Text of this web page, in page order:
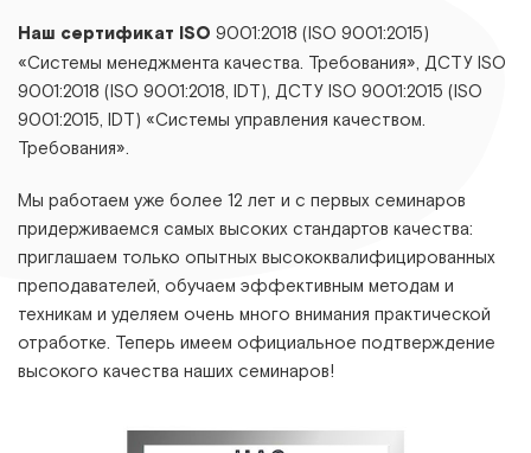
Наш сертификат ISO 9001:2018 (ISO 9001:2015)
«Системы менеджмента качества. Требования», ДСТУ ІЅО
9001:2018 (ІЅО 9001:2018, ІDТ), ДСТУ ІЅО 9001:2015 (ІЅО
9001:2015, ІDТ) «Системы управления качеством.
Требования».
Мы работаем уже более 12 лет и с первых семинаров
придерживаемся самых высоких стандартов качества:
приглашаем только опытных высококвалифицированных
преподавателей, обучаем эффективным методам и
техникам и уделяем очень много внимания практической
отработке. Теперь имеем официальное подтверждение
высокого качества наших семинаров!